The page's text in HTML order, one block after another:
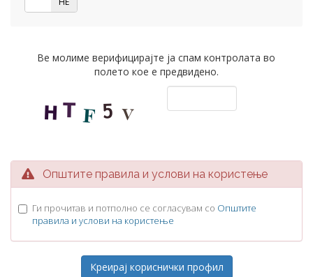
Ве молиме верифицирајте ја спам контролата во
полето кое е предвидено.
Општите правила и услови на користење
Ги прочитав и потполно се согласувам со Општите
правила и услови на користење